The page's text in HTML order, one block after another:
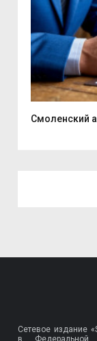
Смоленский
Сетевое издание